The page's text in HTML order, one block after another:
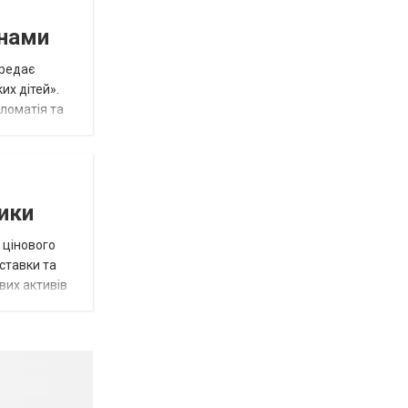
дітей».
та
та
активів